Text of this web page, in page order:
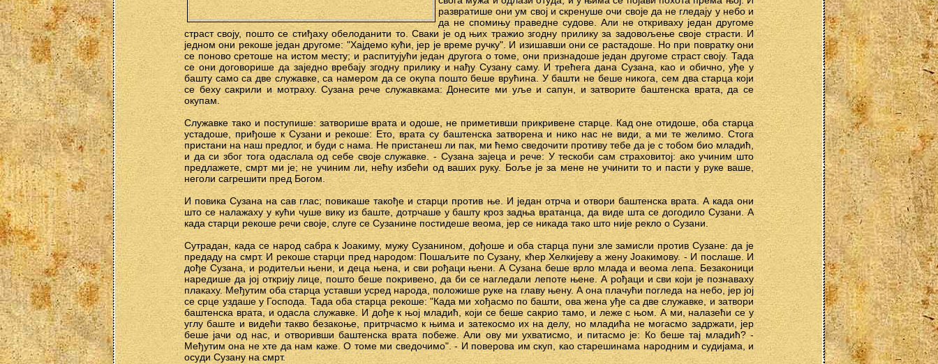
развратише они ум свој и скренуше очи своје да не гледају у небо и
да не спомињу праведне судове. Али не откриваху један другоме
страст своју, пошто се стиђаху обелоданити то. Сваки је од њих тражио згодну прилику за задовољење своје страсти. И
једном они рекоше један другоме: "Хајдемо кући, јер је време ручку". И изишавши они се растадоше. Но при повратку они
се поново сретоше на истом месту; и распитујући један другога о томе, они признадоше један другоме страст своју. Тада
се они договорише да заједно вребају згодну прилику и нађу Сузану саму. И трећега дана Сузана, као и обично, уђе у
башту само са две служавке, са намером да се окупа пошто беше врућина. У башти не беше никога, сем два старца који
се беху сакрили и мотраху. Сузана рече служавкама: Донесите ми уље и сапун, и затворите баштенска врата, да се
окупам.
Служавке тако и поступише: затворише врата и одоше, не приметивши прикривене старце. Кад оне отидоше, оба старца
устадоше, приђоше к Сузани и рекоше: Ето, врата су баштенска затворена и нико нас не види, а ми те желимо. Стога
пристани на наш предлог, и буди с нама. Не пристанеш ли пак, ми ћемо сведочити противу тебе да је с тобом био младић,
и да си због тога одаслала од себе своје служавке. - Сузана зајеца и рече: У тескоби сам страховитој: ако учиним што
предлажете, смрт ми је; не учиним ли, нећу избећи од ваших руку. Боље је за мене не учинити то и пасти у руке ваше,
неголи сагрешити пред Богом.
И повика Сузана на сав глас; повикаше такође и старци против ње. И један отрча и отвори баштенска врата. А када они
што се налажаху у кући чуше вику из баште, дотрчаше у башту кроз задња вратанца, да виде шта се догодило Сузани. А
када старци рекоше речи своје, слуге се Сузанине постидеше веома, јер се никада тако што није рекло о Сузани.
Сутрадан, када се народ сабра к Јоакиму, мужу Сузанином, дођоше и оба старца пуни зле замисли против Сузане: да је
предаду на смрт. И рекоше старци пред народом: Пошаљите по Сузану, кћер Хелкијеву а жену Јоакимову. - И послаше. И
дође Сузана, и родитељи њени, и деца њена, и сви рођаци њени. А Сузана беше врло млада и веома лепа. Безаконици
наредише да јој открију лице, пошто беше покривено, да би се нагледали лепоте њене. А рођаци и сви који је познаваху
плакаху. Међутим оба старца уставши усред народа, положише руке на главу њену. А она плачући погледа на небо, јер јој
се срце уздаше у Господа. Тада оба старца рекоше: "Када ми хођасмо по башти, ова жена уђе са две служавке, и затвори
баштенска врата, и одасла служавке. И дође к њој младић, који се беше сакрио тамо, и леже с њом. А ми, налазећи се у
углу баште и видећи такво безакоње, притрчасмо к њима и затекосмо их на делу, но младића не могасмо задржати, јер
беше јачи од нас, и отворивши баштенска врата побеже. Али ову ми ухватисмо, и питасмо је: Ко беше тај младић? -
Међутим она не хте да нам каже. О томе ми сведочимо". - И поверова им скуп, као старешинама народним и судијама, и
осуди Сузану на смрт.